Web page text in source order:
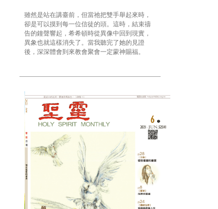
雖然是站在講臺前，但當祂把雙手舉起來時，
卻是可以摸到每一位信徒的頭。這時，結束禱
告的鐘聲響起，希希頓時從異像中回到現實，
異象也就這樣消失了。當我聽完了她的見證
後，深深體會到來教會聚會一定蒙神賜福。